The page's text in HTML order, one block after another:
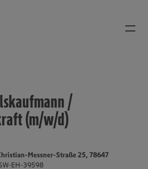
/
(m/w/d)
Messner-Straße 25, 78647
EH-39598